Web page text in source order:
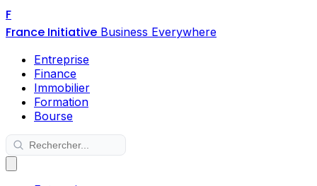
F
France Initiative Business Everywhere
Entreprise
Finance
Immobilier
Formation
Bourse